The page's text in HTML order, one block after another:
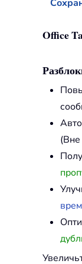
Office
(Вне